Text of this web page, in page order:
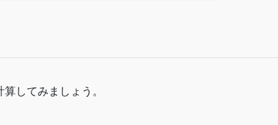
してみましょう。